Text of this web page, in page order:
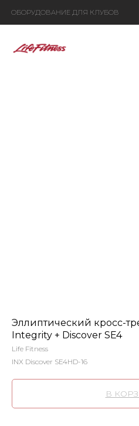
Эллиптический кросс-
Integrity + Discover SE4
Life Fitness
INX Discover SE4HD-16
В